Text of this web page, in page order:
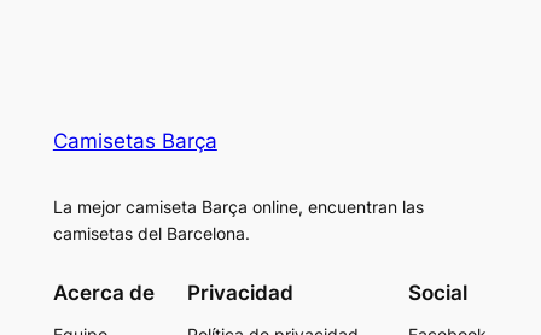
Camisetas Barça
La mejor camiseta Barça online, encuentran las
camisetas del Barcelona.
Acerca de Privacidad Social